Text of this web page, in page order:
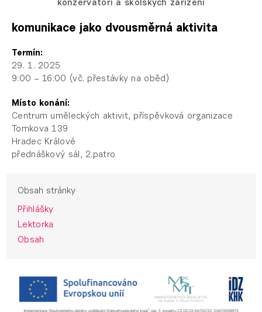
konzervatoří a školských zařízení
komunikace jako dvousměrná aktivita
Termín:
29. 1. 2025
9:00 – 16:00 (vč. přestávky na oběd)
Místo konání:
Centrum uměleckých aktivit, příspěvková organizace
Tomkova 139
Hradec Králové
přednáškový sál, 2.patro
Obsah stránky
Přihlášky
Lektorka
Obsah